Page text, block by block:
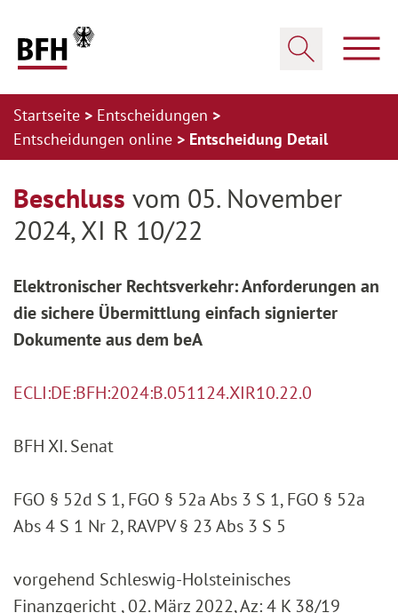
Startseite
Entscheidungen
Entscheidungen online
Entscheidung Detail
Beschluss vom 05. November
2024, XI R 10/22
Elektronischer Rechtsverkehr: Anforderungen an
die sichere Übermittlung einfach signierter
Dokumente aus dem beA
ECLI:DE:BFH:2024:B.051124.XIR10.22.0
BFH XI. Senat
FGO § 52d S 1, FGO § 52a Abs 3 S 1, FGO § 52a
Abs 4 S 1 Nr 2, RAVPV § 23 Abs 3 S 5
vorgehend Schleswig-Holsteinisches
Finanzgericht , 02. März 2022, Az: 4 K 38/19